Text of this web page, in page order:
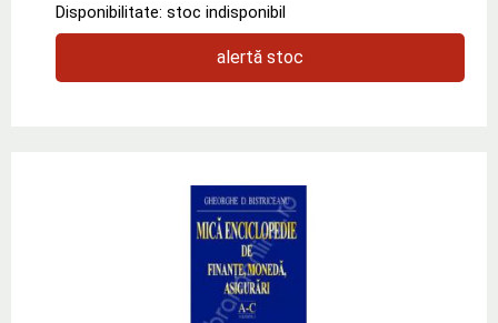
Disponibilitate: stoc indisponibil
alertă stoc